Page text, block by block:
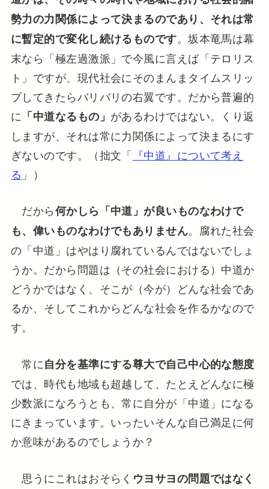
勢力の力関係によって決まるのであり、それは常
に暫定的で変化し続けるものです。坂本竜馬は幕
末なら「極左過激派」で今風に言えば「テロリス
ト」ですが、現代社会にそのまんまタイムスリッ
プしてきたらバリバリの右翼です。だから普遍的
に 「中道なるもの」 があるわけではない。くり返
しますが、それは常に力関係によって決まるにす
ぎないのです。（拙文「 『中道』について考え
る 」）
だから何かしら「中道」が良いものなわけで
も、偉いものなわけでもありません。腐れた社会
の「中道」はやはり腐れているんではないでしょ
うか。だから問題は（その社会における）中道か
どうかではなく、そこが（今が）どんな社会であ
るか、そしてこれからどんな社会を作るかなので
す。
常に自分を基準にする尊大で自己中心的な態度
では、時代も地域も超越して、たとえどんなに極
少数派になろうとも、常に自分が「中道」になる
にきまっています。いったいそんな自己満足に何
か意味があるのでしょうか？
思うにこれはおそらく ウヨサヨの問題ではなく